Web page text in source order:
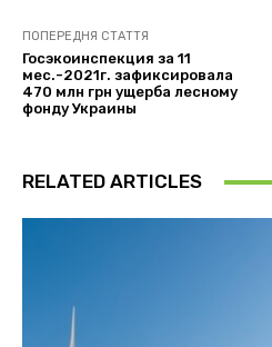
ПОПЕРЕДНЯ СТАТТЯ
Госэкоинспекция за 11
мес.-2021г. зафиксировала
470 млн грн ущерба лесному
фонду Украины
RELATED ARTICLES